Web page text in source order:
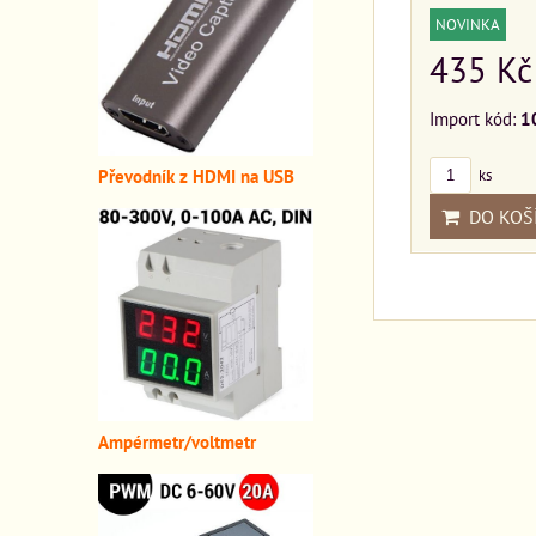
NOVINKA
435 Kč
Import kód:
ks
DO
Převodník z HDMI na USB
Ampérmetr/voltmetr